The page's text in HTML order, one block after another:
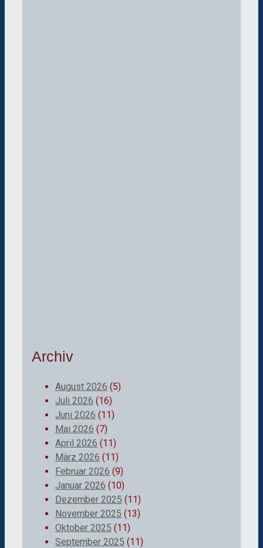
Archiv
August 2026 (5)
Juli 2026 (16)
Juni 2026 (11)
Mai 2026 (7)
April 2026 (11)
März 2026 (11)
Februar 2026 (9)
Januar 2026 (10)
Dezember 2025 (11)
November 2025 (13)
Oktober 2025 (11)
September 2025 (11)